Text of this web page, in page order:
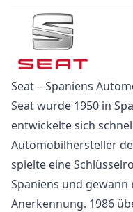
Seat – Spaniens
Seat wurde 1950 in
entwickelte sich
Automobilhersteller
spielte eine
Spaniens und
Anerkennung. 1986